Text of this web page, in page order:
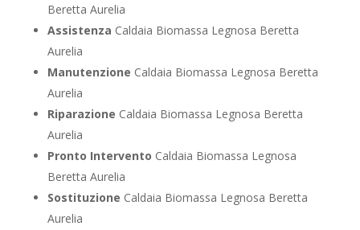
Beretta Aurelia
Assistenza Caldaia Biomassa Legnosa Beretta
Aurelia
Manutenzione Caldaia Biomassa Legnosa Beretta
Aurelia
Riparazione Caldaia Biomassa Legnosa Beretta
Aurelia
Pronto Intervento Caldaia Biomassa Legnosa
Beretta Aurelia
Sostituzione Caldaia Biomassa Legnosa Beretta
Aurelia